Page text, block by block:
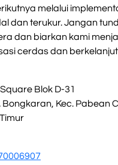
melalui
dan terukur. Jangan
dan biarkan kami
cerdas dan
Blok D-31
Bongkaran, Kec. Pabean